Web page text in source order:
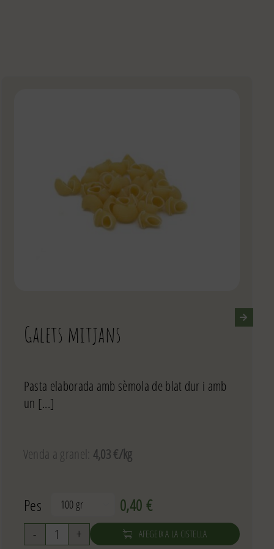
Galets mitjans
Pasta elaborada amb sèmola de blat dur i amb
un [...]
Venda a granel: 4,03 €/kg
Pes 0,40€
quantitat
AFEGEIX A LA CISTELLA